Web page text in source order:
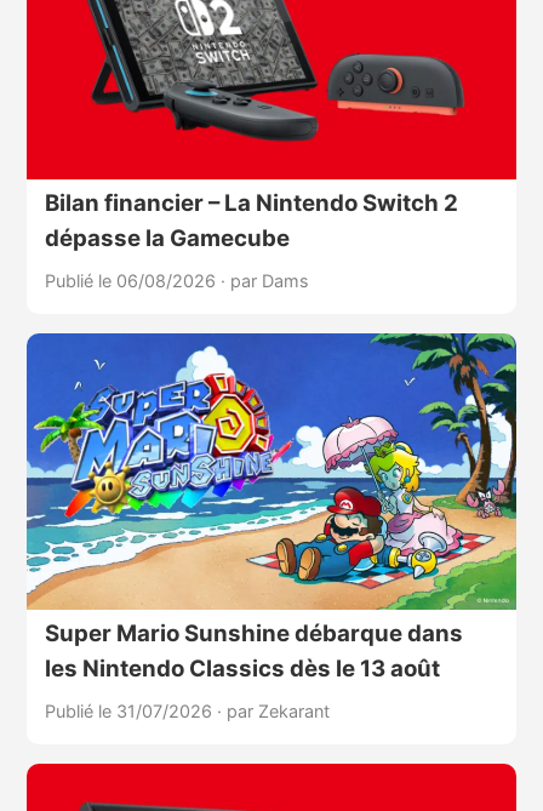
Bilan financier – La Nintendo Switch 2
dépasse la Gamecube
Publié le 06/08/2026 · par Dams
Super Mario Sunshine débarque dans
les Nintendo Classics dès le 13 août
Publié le 31/07/2026 · par Zekarant